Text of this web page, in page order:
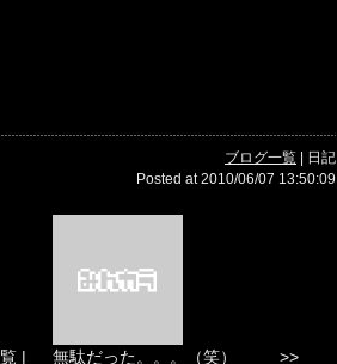
ブログ一覧 | 日記
Posted at 2010/06/07 13:50:09
| 無駄だった。。。（笑） >>